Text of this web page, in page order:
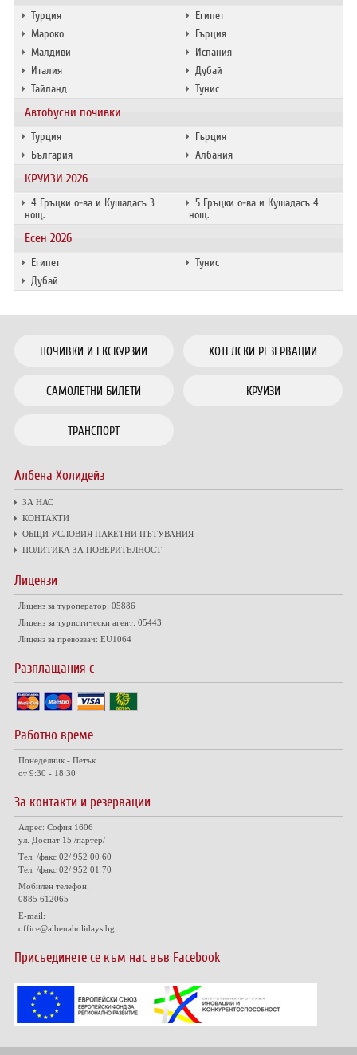
Турция
Египет
Мароко
Гърция
Малдиви
Испания
Италия
Дубай
Тайланд
Тунис
Автобусни почивки
Турция
Гърция
България
Албания
КРУИЗИ 2026
4 Гръцки о-ва и Кушадасъ 3
нощ.
5 Гръцки о-ва и Кушадасъ 4
нощ.
Есен 2026
Египет
Тунис
Дубай
ПОЧИВКИ И ЕКСКУРЗИИ ХОТЕЛСКИ РЕЗЕРВАЦИИ
САМОЛЕТНИ БИЛЕТИ КРУИЗИ
ТРАНСПОРТ
Албена Холидейз
ЗА НАС
КОНТАКТИ
ОБЩИ УСЛОВИЯ ПАКЕТНИ ПЪТУВАНИЯ
ПОЛИТИКА ЗА ПОВЕРИТЕЛНОСТ
Лицензи
Лиценз за туроператор: 05886
Лиценз за туристически агент: 05443
Лиценз за превозвач: EU1064
Разплащания с
Работно време
Понеделник - Петък
от 9:30 - 18:30
За контакти и резервации
Адрес: София 1606
ул. Доспат 15 /партер/
Тел. /факс 02/ 952 00 60
Тел. /факс 02/ 952 01 70
Мобилен телефон:
0885 612065
E-mail:
office@albenaholidays.bg
Присъединете се към нас във Facebook